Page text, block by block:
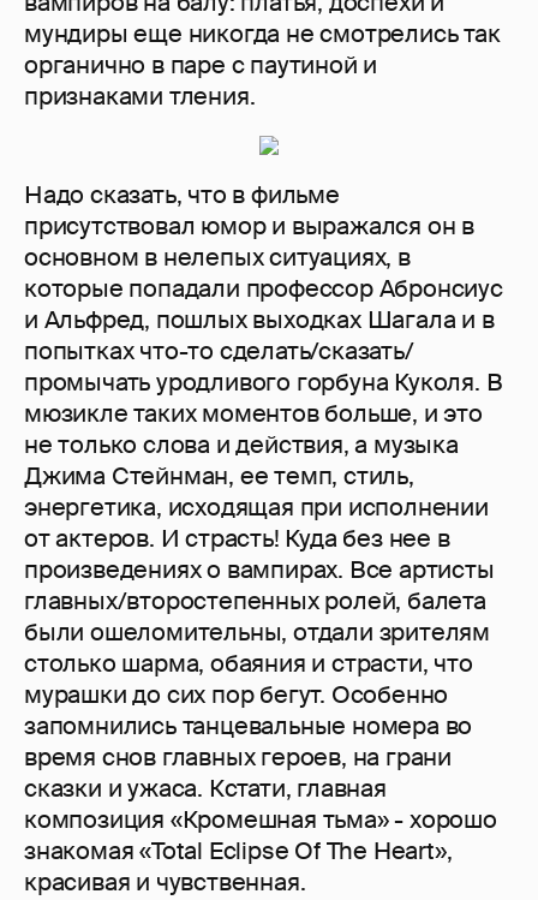
мундиры еще никогда не смотрелись так
органично в паре с паутиной и
признаками тления.
Надо сказать, что в фильме
присутствовал юмор и выражался он в
основном в нелепых ситуациях, в
которые попадали профессор Абронсиус
и Альфред, пошлых выходках Шагала и в
попытках что-то сделать/сказать/
промычать уродливого горбуна Куколя. В
мюзикле таких моментов больше, и это
не только слова и действия, а музыка
Джима Стейнман, ее темп, стиль,
энергетика, исходящая при исполнении
от актеров. И страсть! Куда без нее в
произведениях о вампирах. Все артисты
главных/второстепенных ролей, балета
были ошеломительны, отдали зрителям
столько шарма, обаяния и страсти, что
мурашки до сих пор бегут. Особенно
запомнились танцевальные номера во
время снов главных героев, на грани
сказки и ужаса. Кстати, главная
композиция «Кромешная тьма» - хорошо
знакомая «Total Eclipse Of The Heart»,
красивая и чувственная.